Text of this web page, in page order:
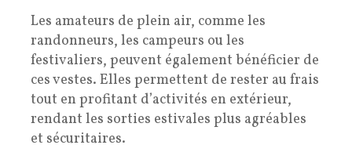
Les amateurs de plein air, comme les
randonneurs, les campeurs ou les
festivaliers, peuvent également bénéficier de
ces vestes. Elles permettent de rester au frais
tout en profitant d’activités en extérieur,
rendant les sorties estivales plus agréables
et sécuritaires.